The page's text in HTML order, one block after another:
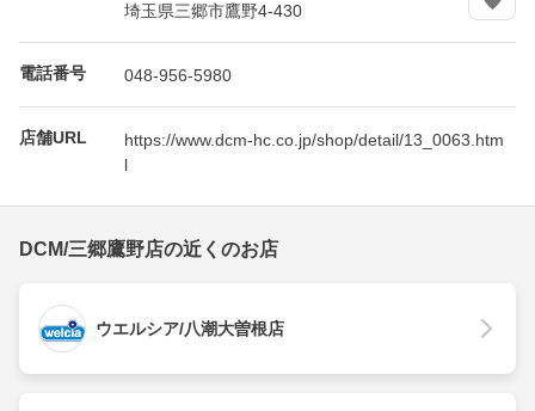
埼玉県三郷市鷹野4-430
電話番号 048-956-5980
店舗URL
https://www.dcm-hc.co.jp/shop/detail/13_0063.htm
l
DCM/三郷鷹野店の近くのお店
ウエルシア/八潮大曽根店